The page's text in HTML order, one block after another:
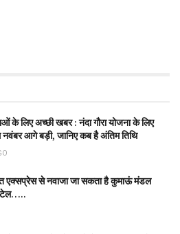
के लिए अच्छी खबर : नंदा गौरा योजना के लिए
आगे बड़ी, जानिए कब है अंतिम तिथि
एक्सप्रेस से नवाजा जा सकता है कुमाऊं मंडल